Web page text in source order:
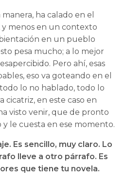
ha calado en el
y menos en un contexto
en un pueblo
pesa mucho; a lo mejor
Pero ahí, esas
eso va goteando en el
lo no hablado, todo lo
cicatriz, en este caso en
visto venir, que de pronto
le cuesta en ese momento.
Es sencillo, muy claro. Lo
lleve a otro párrafo. Es
que tiene tu novela.